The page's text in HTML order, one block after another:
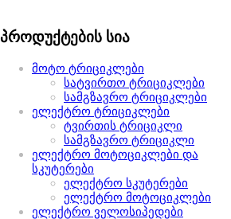
პროდუქტების სია
მოტო ტრიციკლები
სატვირთო ტრიციკლები
სამგზავრო ტრიციკლები
ელექტრო ტრიციკლები
ტვირთის ტრიციკლი
სამგზავრო ტრიციკლი
ელექტრო მოტოციკლები და
სკუტერები
ელექტრო სკუტერები
ელექტრო მოტოციკლები
ელექტრო ველოსიპედები